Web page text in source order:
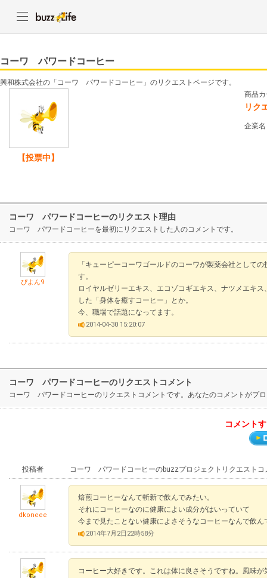
コーワ パワードコーヒー
興和株式会社の「コーワ パワードコーヒー」のリクエストページです。
【投票中】
商品
リク
企業
コーワ パワードコーヒーのリクエスト理由
コーワ パワードコーヒーを最初にリクエストした人のコメントです。
ぴよん9
「キューピーコーワゴールドのコーワが製薬会社として
す。
ロイヤルゼリーエキス、エコゾコギエキス、ナツメエキ
した「身体を癒すコーヒー」とか。
今、職場で話題になってます。
2014-04-30 15:20:07
コーワ パワードコーヒーのリクエストコメント
コーワ パワードコーヒーのリクエストコメントです。あなたのコメントがプ
コメント
投稿者 コーワ パワードコーヒーのbuzzプロジェクトリクエストコ
dkoneee
焙煎コーヒーなんて斬新で飲んでみたい。
それにコーヒーなのに健康によい成分がはいっていて
今まで見たことない健康によさそうなコーヒーなんで飲ん
2014年7月2日22時58分
コーヒー大好きです。これは体に良さそうですね。風味